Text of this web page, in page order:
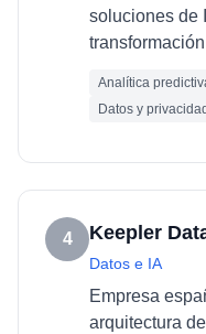
soluciones de
Analítica
Datos y privacidad
4 Keepler
Datos e IA
Empresa
arquitectura